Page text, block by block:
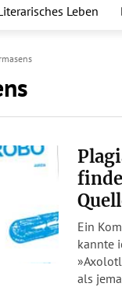
Leben
Ein
kannte
»Axolotl Roadkill«
als